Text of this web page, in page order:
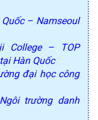
– Namseoul
– TOP
Hàn Quốc
đại học công
trường danh